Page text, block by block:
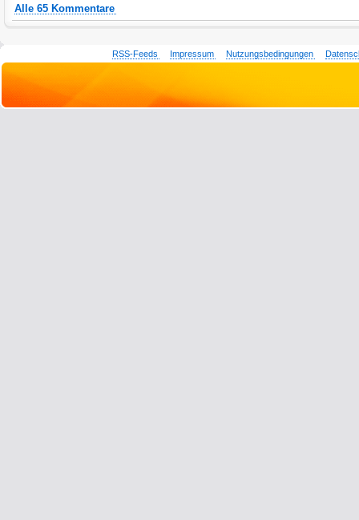
Alle 65 Kommentare
RSS-Feeds Impressum Nutzungsbedingungen